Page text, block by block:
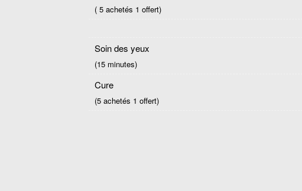
( 5 achetés 1 offert)
Soin des yeux
(15 minutes)
Cure
(5 achetés 1 offert)